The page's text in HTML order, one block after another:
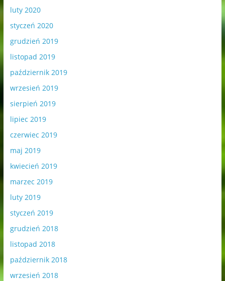
luty 2020
styczeń 2020
grudzień 2019
listopad 2019
październik 2019
wrzesień 2019
sierpień 2019
lipiec 2019
czerwiec 2019
maj 2019
kwiecień 2019
marzec 2019
luty 2019
styczeń 2019
grudzień 2018
listopad 2018
październik 2018
wrzesień 2018